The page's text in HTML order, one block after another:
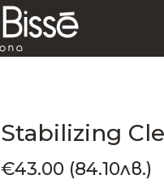
Stabilizing
€43.00 (84.10лв.)